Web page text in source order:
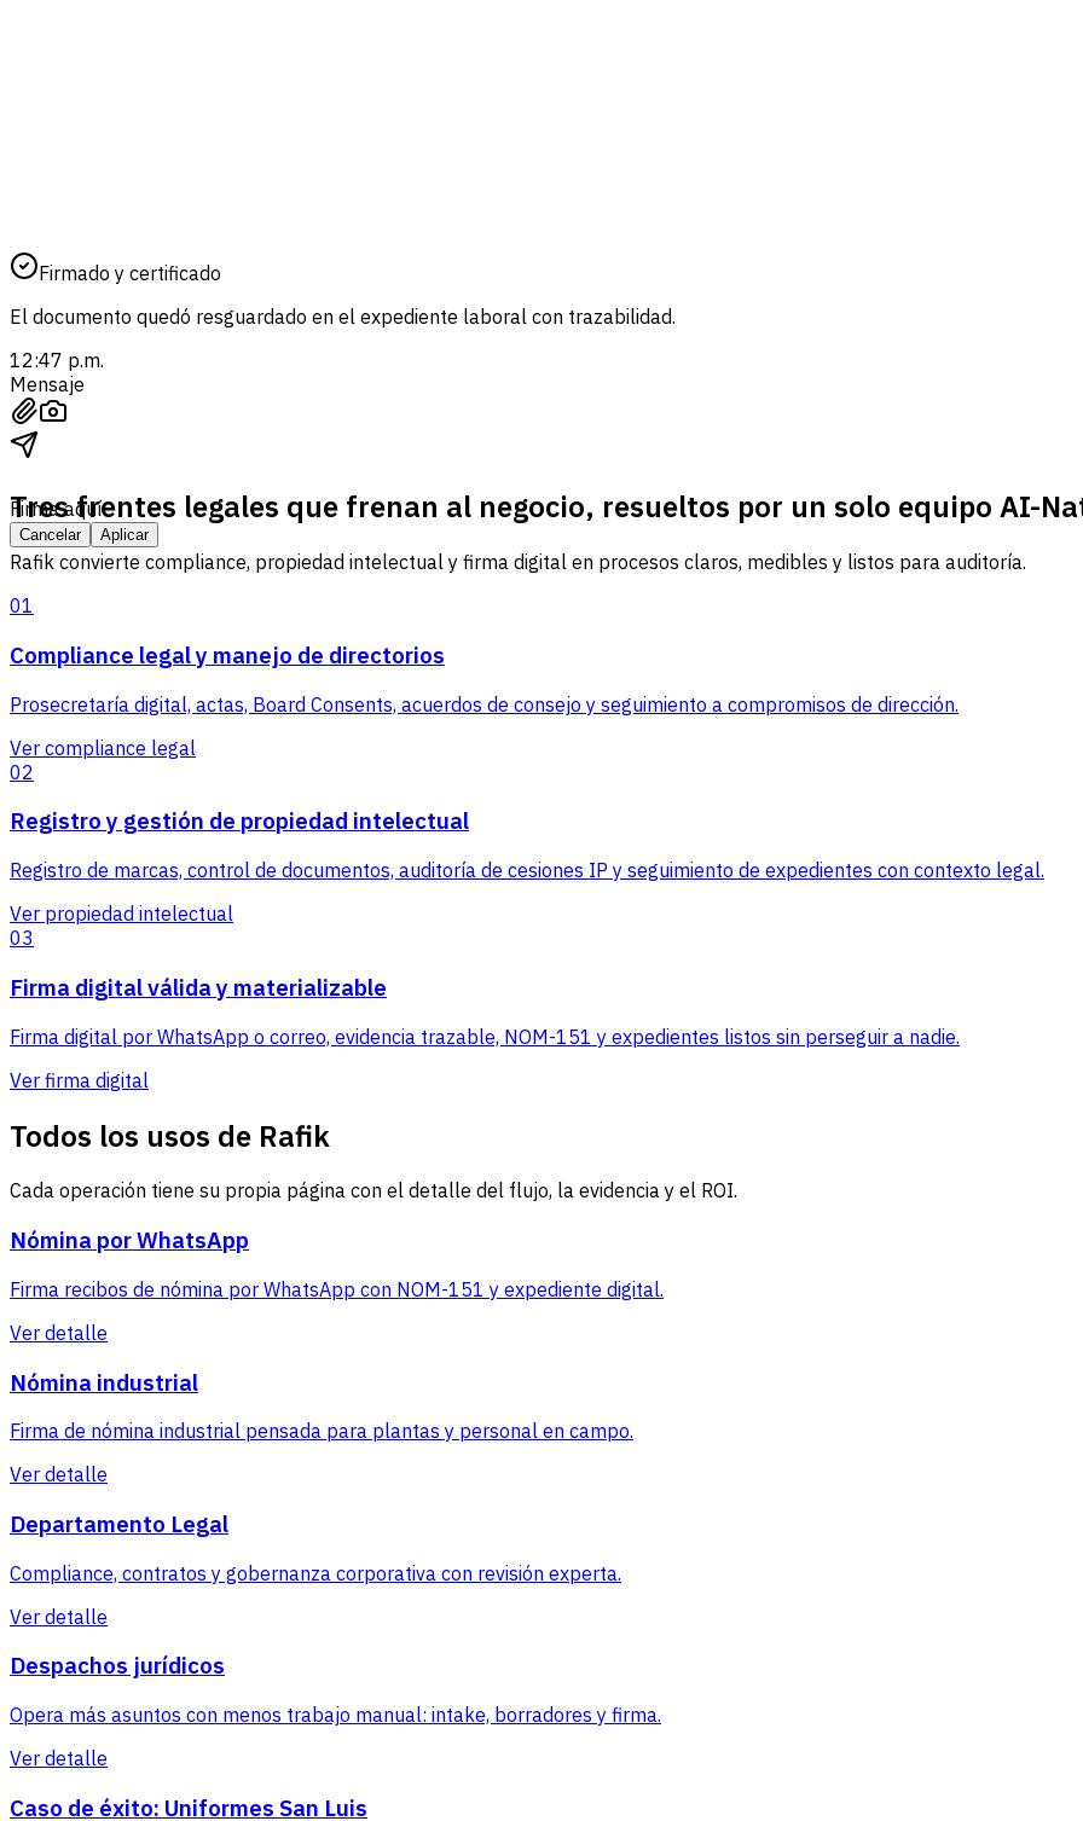
Firma aquí
Cancelar Aplicar
Firmado y certificado
El documento quedó resguardado en el expediente laboral con trazabilidad.
12:47 p.m.
Mensaje
Tres frentes legales que frenan al negocio, resueltos por un solo equipo AI-
Rafik convierte compliance, propiedad intelectual y firma digital en procesos claros, medibles y listos para auditoría.
01
Compliance legal y manejo de directorios
Prosecretaría digital, actas, Board Consents, acuerdos de consejo y seguimiento a compromisos de dirección.
Ver compliance legal
02
Registro y gestión de propiedad intelectual
Registro de marcas, control de documentos, auditoría de cesiones IP y seguimiento de expedientes con contexto legal.
Ver propiedad intelectual
03
Firma digital válida y materializable
Firma digital por WhatsApp o correo, evidencia trazable, NOM-151 y expedientes listos sin perseguir a nadie.
Ver firma digital
Todos los usos de Rafik
Cada operación tiene su propia página con el detalle del flujo, la evidencia y el ROI.
Nómina por WhatsApp
Firma recibos de nómina por WhatsApp con NOM-151 y expediente digital.
Ver detalle
Nómina industrial
Firma de nómina industrial pensada para plantas y personal en campo.
Ver detalle
Departamento Legal
Compliance, contratos y gobernanza corporativa con revisión experta.
Ver detalle
Despachos jurídicos
Opera más asuntos con menos trabajo manual: intake, borradores y firma.
Ver detalle
Caso de éxito: Uniformes San Luis